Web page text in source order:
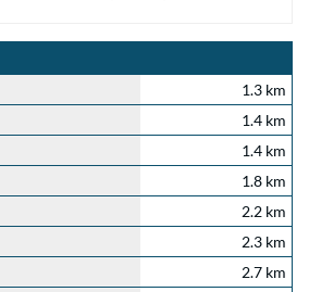
1.3 km
1.4 km
1.4 km
1.8 km
2.2 km
2.3 km
2.7 km